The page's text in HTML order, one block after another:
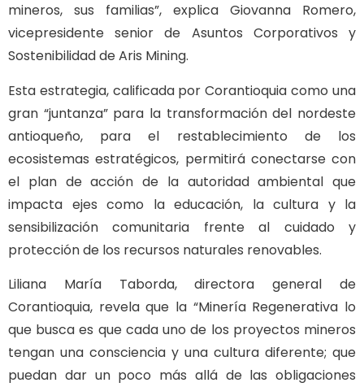
mineros, sus familias”, explica Giovanna Romero,
vicepresidente senior de Asuntos Corporativos y
Sostenibilidad de Aris Mining.
Esta estrategia, calificada por Corantioquia como una
gran “juntanza” para la transformación del nordeste
antioqueño, para el restablecimiento de los
ecosistemas estratégicos, permitirá conectarse con
el plan de acción de la autoridad ambiental que
impacta ejes como la educación, la cultura y la
sensibilización comunitaria frente al cuidado y
protección de los recursos naturales renovables.
Liliana María Taborda, directora general de
Corantioquia, revela que la “Minería Regenerativa lo
que busca es que cada uno de los proyectos mineros
tengan una consciencia y una cultura diferente; que
puedan dar un poco más allá de las obligaciones